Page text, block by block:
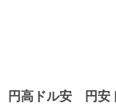
円高ドル安 円